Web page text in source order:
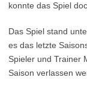
konnte das Spiel
Das Spiel stand
es das letzte
Spieler und Trainer
Saison verlassen